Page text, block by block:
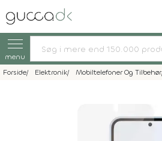
menu
Forside Elektronik Mobiltelefoner Og Tilbehør